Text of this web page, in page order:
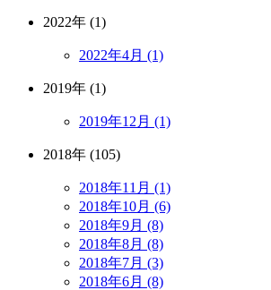
2022年 (1)
2022年4月 (1)
2019年 (1)
2019年12月 (1)
2018年 (105)
2018年11月 (1)
2018年10月 (6)
2018年9月 (8)
2018年8月 (8)
2018年7月 (3)
2018年6月 (8)